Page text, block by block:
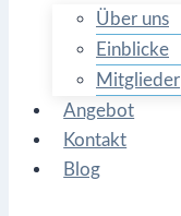
Über uns
Einblicke
Mitglieder
Angebot
Kontakt
Blog